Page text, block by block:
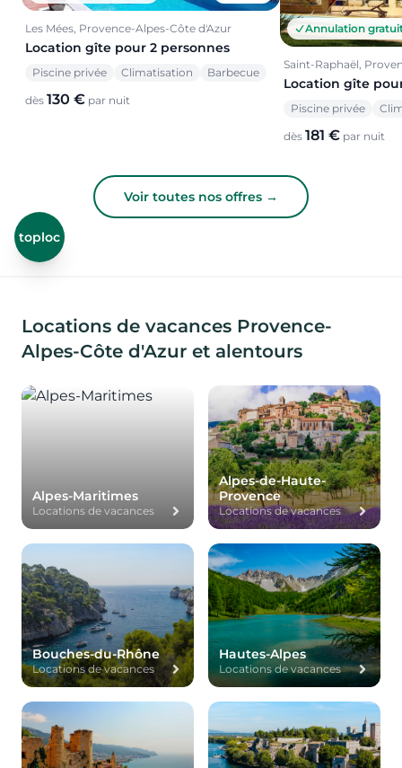
Les Mées, Provence-Alpes-Côte d'Azur
Location gîte pour 2 personnes
Piscine privée Climatisation Barbecue
dès 130 € par nuit
Annulation
Saint-Raphaël,
Location gîte
Piscine privée
dès 181 € par nuit
Voir toutes nos offres →
toploc
Locations de vacances Provence-
Alpes-Côte d'Azur et alentours
Alpes-Maritimes
Locations de vacances
Alpes-de-Haute-
Provence
Locations de vacances
Bouches-du-Rhône
Locations de vacances
Hautes-Alpes
Locations de vacances